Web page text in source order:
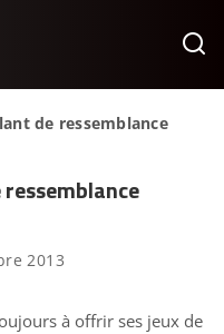
de ressemblance
2013
à offrir ses jeux de